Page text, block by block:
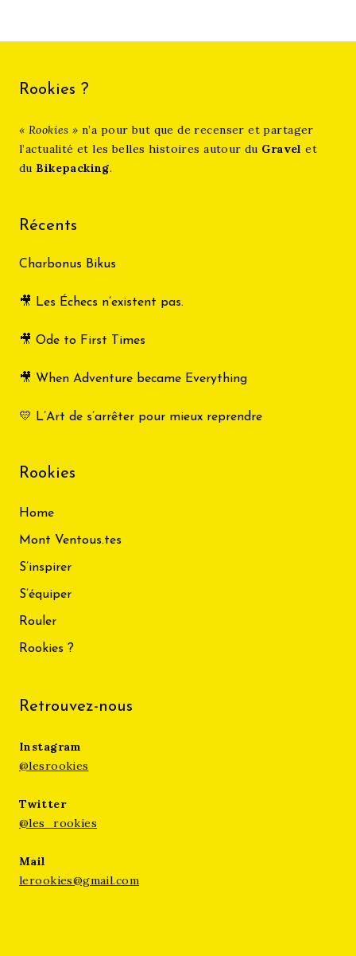
Rookies ?
« Rookies »n’a pour but que de recenser et partager
l’actualité et les belles histoires autour du Gravel et
du Bikepacking.
Récents
Charbonus Bikus
🎥 Les Échecs n’existent pas.
🎥 Ode to First Times
🎥 When Adventure became Everything
💛 L’Art de s’arrêter pour mieux reprendre
Rookies
Home
Mont Ventous.tes
S’inspirer
S’équiper
Rouler
Rookies ?
Retrouvez-nous
Instagram
@lesrookies
Twitter
@les_rookies
Mail
lerookies@gmail.com